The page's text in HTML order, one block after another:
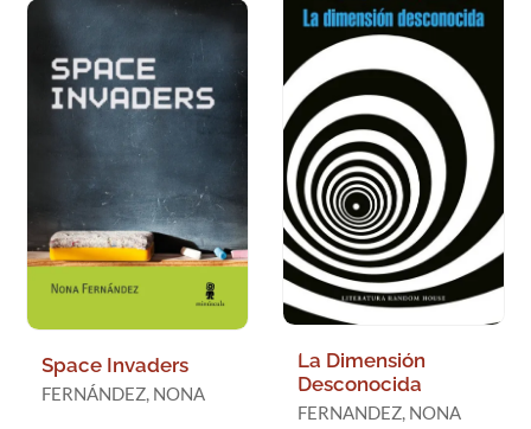
Space Invaders
FERNÁNDEZ, NONA
La Dimensión
Desconocida
FERNANDEZ, NONA